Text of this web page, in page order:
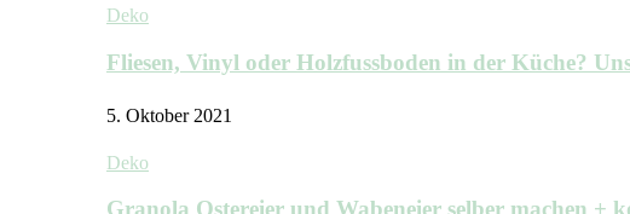
Deko
Fliesen, Vinyl oder Holzfussboden in der Küche?
5. Oktober 2021
Deko